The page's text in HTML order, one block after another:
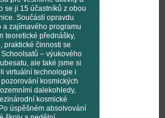
se ji 15 účastníků z obou
Součástí opravdu
a zajímavého programu
teoretické přednášky,
praktické činnosti se
– výukového
ale také jsme si
virtuální technologie i
kosmických
dalekohledy,
kosmické
úspěšném absolvování